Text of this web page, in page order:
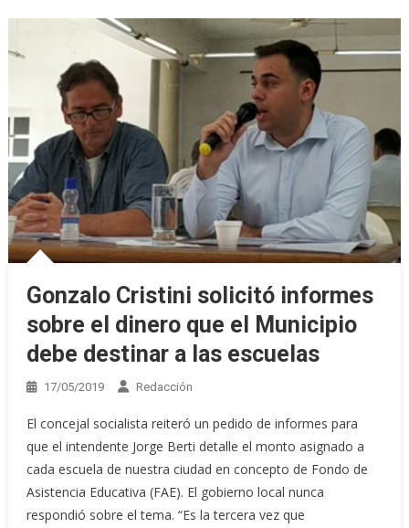
Gonzalo Cristini solicitó informes
sobre el dinero que el Municipio
debe destinar a las escuelas
17/05/2019 Redacción
El concejal socialista reiteró un pedido de informes para
que el intendente Jorge Berti detalle el monto asignado a
cada escuela de nuestra ciudad en concepto de Fondo de
Asistencia Educativa (FAE). El gobierno local nunca
respondió sobre el tema. “Es la tercera vez que